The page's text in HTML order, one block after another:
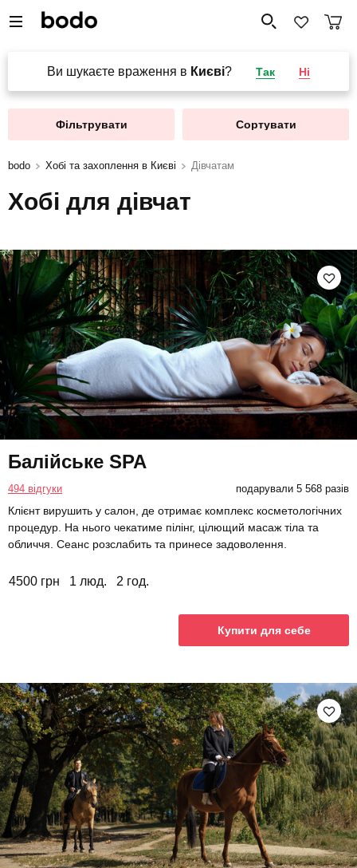
Ви шукаєте враження в Києві? Так Ні
Фільтрувати Сортувати
bodo Хобі та захоплення в Києві Дівчатам
Хобі для дівчат
Балійське SPA
494 відгуки подарували 5 568 разів
Клієнт вирушить у салон, де отримає комплекс косметологічних
процедур. На нього чекатиме пілінг, цілющий масаж тіла та
обличчя. Сеанс розслабить та принесе задоволення.
4500 грн 1 люд. 2 год.
Купити для себе